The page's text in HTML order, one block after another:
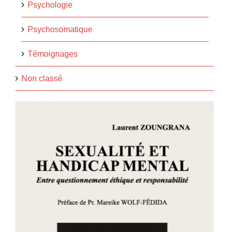
Psychologie
Psychosomatique
Témoignages
Non classé